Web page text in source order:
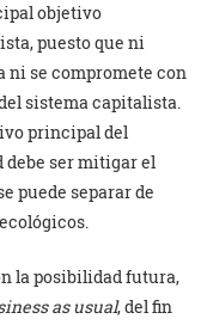
objetivo
puesto que ni
ni se compromete con
sistema capitalista.
principal del
ser mitigar el
puede separar de
la posibilidad futura,
as usual, del fin